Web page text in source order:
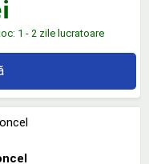
1 - 2 zile lucratoare